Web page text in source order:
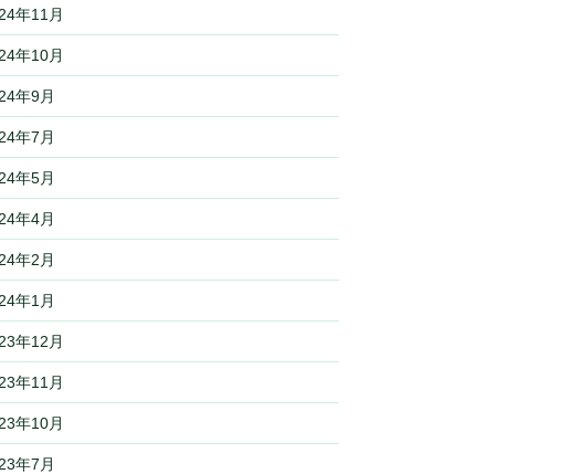
年11月
年10月
年9月
年7月
年5月
年4月
年2月
年1月
年12月
年11月
年10月
年7月